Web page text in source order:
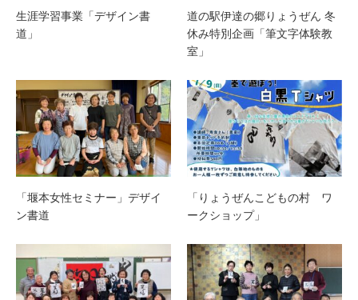
生涯学習事業「デザイン書
道」
道の駅伊達の郷りょうぜん 冬
休み特別企画「筆文字体験教
室」
「堰本女性セミナー」デザイ
ン書道
「りょうぜんこどもの村 ワ
ークショップ」